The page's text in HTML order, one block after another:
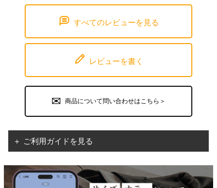
すべてのレビューを見る
レビューを書く
商品について問い合わせはこちら＞
＋ ご利用ガイドを見る